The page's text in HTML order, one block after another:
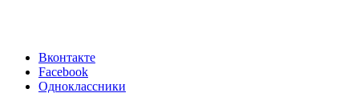
Вконтакте
Facebook
Одноклассники